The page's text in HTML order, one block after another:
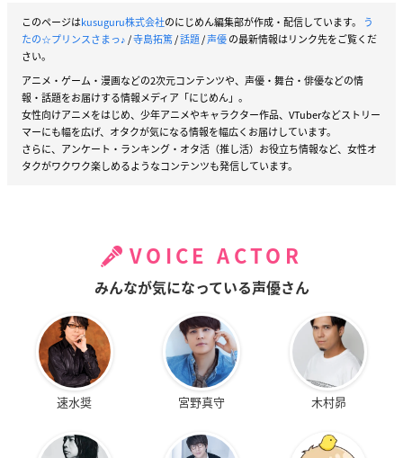
このページはkusuguru株式会社のにじめん編集部が作成・配信しています。
う
たの☆プリンスさまっ♪/寺島拓篤/話題/声優の最新情報はリンク先をご覧くだ
さい。
アニメ・ゲーム・漫画などの2次元コンテンツや、声優・舞台・俳優などの情
報・話題をお届けする情報メディア「にじめん」。
女性向けアニメをはじめ、少年アニメやキャラクター作品、VTuberなどストリー
マーにも幅を広げ、オタクが気になる情報を幅広くお届けしています。
さらに、アンケート・ランキング・オタ活（推し活）お役立ち情報など、女性オ
タクがワクワク楽しめるようなコンテンツも発信しています。
VOICE ACTOR
みんなが気になっている声優さん
速水奨 宮野真守 木村昴